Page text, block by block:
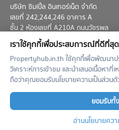
บริษัท ซิมเปิ้ล อินเทอร์เน็ต จำกัด
เลขที่ 242,244,246 อาคาร A
ชั้น 2 ห้องเลขที่ A210A ถนนวัชรพล
แขวงท่าแร้ง เขตบางเขน กทม. 10230
02-026-3049
Term of Service
Privacy
Verified by
เราใช้คุกกี้เพื่อประสบการณ์ที่ดีที่
Propertyhub.in.th ใช้คุกกี้เพื่อพัฒนา
วิเคราะห์การเข้าชม และนำเสนอเนื้อหา
ถือว่าคุณยอมรับนโยบายความเป็นส่วนตั
ยอมรับทั้
อ่านนโยบายคว